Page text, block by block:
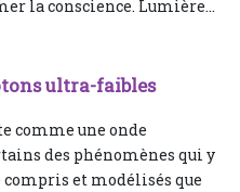
la conscience. Lumière...
ultra-faibles
comme une onde
des phénomènes qui y
compris et modélisés que